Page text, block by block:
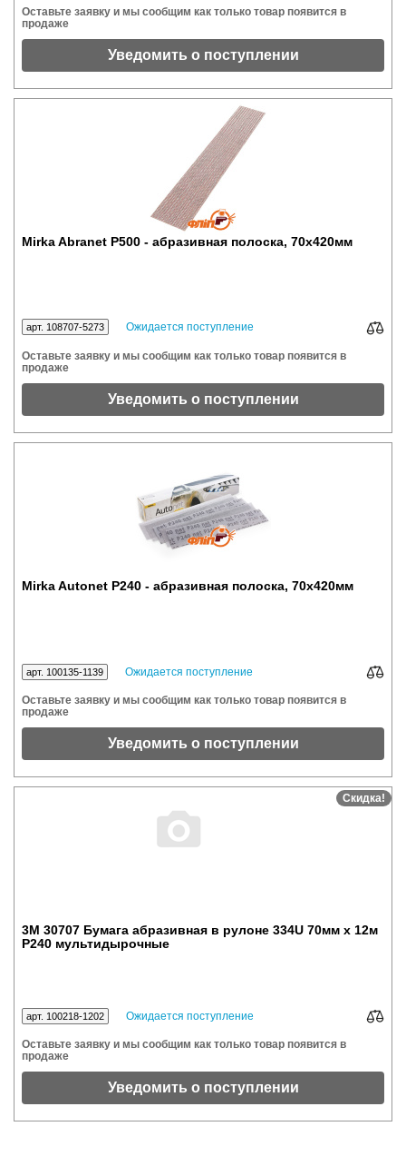
Оставьте заявку и мы сообщим как только товар появится в
продаже
Уведомить о поступлении
Mirka Abranet P500 - абразивная полоска, 70x420мм
арт. 108707-5273 Ожидается поступление
Оставьте заявку и мы сообщим как только товар появится в
продаже
Уведомить о поступлении
Mirka Autonet P240 - абразивная полоска, 70x420мм
арт. 100135-1139 Ожидается поступление
Оставьте заявку и мы сообщим как только товар появится в
продаже
Уведомить о поступлении
Скидка!
3M 30707 Бумага абразивная в рулоне 334U 70мм х 12м
P240 мультидырочные
арт. 100218-1202 Ожидается поступление
Оставьте заявку и мы сообщим как только товар появится в
продаже
Уведомить о поступлении